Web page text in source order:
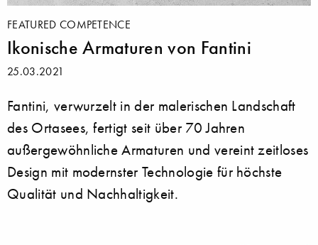
FEATURED COMPETENCE
Ikonische Armaturen von Fantini
25.03.2021
Fantini, verwurzelt in der malerischen Landschaft
des Ortasees, fertigt seit über 70 Jahren
außergewöhnliche Armaturen und vereint zeitloses
Design mit modernster Technologie für höchste
Qualität und Nachhaltigkeit.